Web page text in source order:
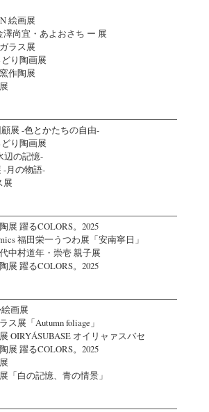
絵画展
澤尚宜・あよおさち ー 展
ラス展
り陶画展
作陶展
展 -色とかたちの自由-
り陶画展
辺の記憶-
-月の物語-
展
展 躍るCOLORS。2025
福田栄一うつわ展「安南寧日」
中村道年・崇壱 親子展
展 躍るCOLORS。2025
画展
ス展「Autumn foliage」
OIRYÁSUBASE オイリャァスバセ
展 躍るCOLORS。2025
「白の記憶、青の情景」